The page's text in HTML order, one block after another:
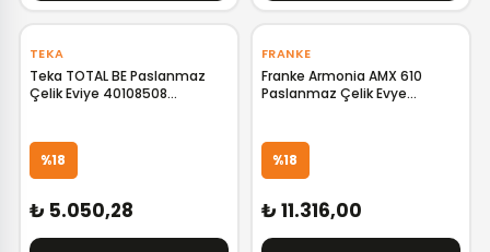
TEKA
Teka TOTAL BE Paslanmaz
Çelik Eviye 40108508
%18
₺ 5.050,28
FRANKE
Franke Armonia AMX 610
Paslanmaz Çelik Evye
%18
₺ 11.316,00